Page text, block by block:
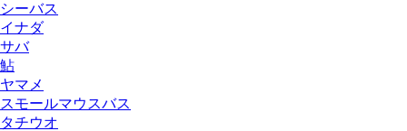
シーバス
イナダ
サバ
鮎
ヤマメ
スモールマウスバス
タチウオ